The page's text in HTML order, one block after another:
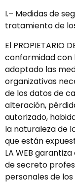
I.– Medidas de
tratamiento de
El PROPIETARIO
conformidad con
adoptado las
organizativas
de los datos de
alteración,
autorizado,
la naturaleza de
que están
LA WEB
de secreto
personales de